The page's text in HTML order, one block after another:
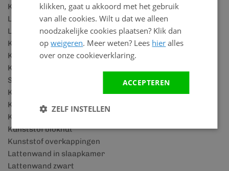
Kunststof plinten
Lattenwand accessoires
Lattenwand panelen
Keralit details
Keralit houtlook
Keralit rabatdelen
SPC vloeren
Keralit dakrandpaneel
Keralit dakkapel
Kunststof schuurtje
Kunststof blokhut
Kunststof overkappingen
Lattenwand in slaapkamer
Lattenwand zwart
klikken, gaat u akkoord met het gebruik
van alle cookies. Wilt u dat we alleen
noodzakelijke cookies plaatsen? Klik dan
opweigeren. Meer weten? Lees hier alles
over onze cookieverklaring.
ACCEPTEREN
ZELF INSTELLEN